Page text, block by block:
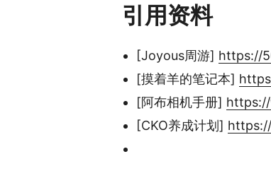
引用资料
[Joyous周游] https://
[摸着羊的笔记本]
[阿布相机手册]
[CKO养成计划]